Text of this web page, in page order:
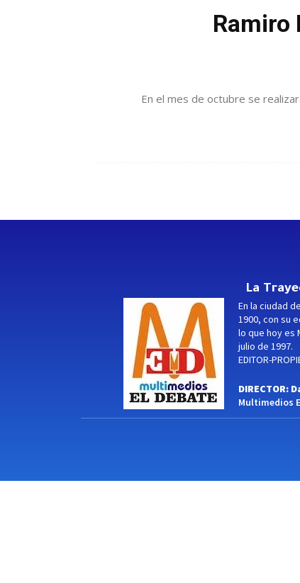
Ramiro
En el mes de octubre se
La
En la ciudad
1900, con su
lo que hoy es
julio de 1997.
EDITOR-
DIRECTOR:
Multimedios